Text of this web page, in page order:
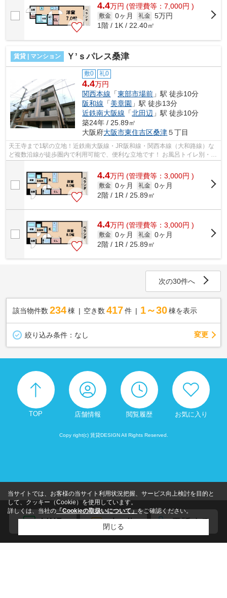
4.4万円 (管理費等：7,000円 )
敷金 0ヶ月 礼金 5万円
1階 / 1K / 22.40㎡
賃貸 | マンション Ｙ’ｓパレス桑津
敷0 礼0
4.4万円
関西本線 「東部市場前 」駅 徒歩10分
阪和線 「美章園 」駅 徒歩13分
近鉄南大阪線 「北田辺 」駅 徒歩10分
築24年 / 25.89㎡
大阪府大阪市東住吉区桑津５丁目
天王寺まで1駅の立地！近鉄南大阪線・JR阪和線・関西本線（大和路線）な
ど複数沿線が徒歩圏内で利用可能で、便利な立地です！ お風呂トイレ別・独
4.4万円 (管理費等：3,000円 )
敷金 0ヶ月 礼金 0ヶ月
2階 / 1R / 25.89㎡
4.4万円 (管理費等：3,000円 )
敷金 0ヶ月 礼金 0ヶ月
2階 / 1R / 25.89㎡
次の30件へ
該当物件数 234棟 空き数 417 件 1～30 棟を表示
絞り込み条件： なし 変更
TOP 店舗情報 閲覧履歴 お気に入り
Copy right(c) 賃貸DESIGN All Rights Reserved.
当サイトでは、お客様の当サイト利用状況把握、サービス向上検討を目的と
して、クッキー（Cookie）を使用しています。
詳しくは、当社の 「Cookieの取扱いについて」 をご確認ください。
閉じる